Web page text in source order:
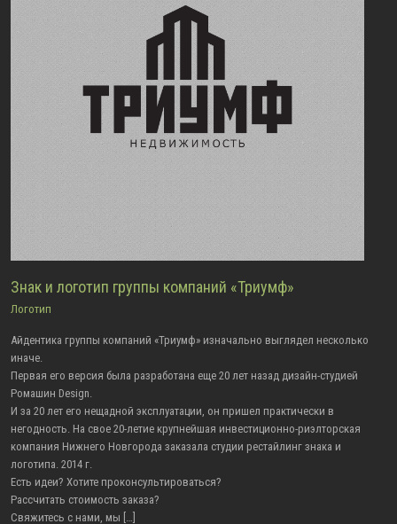
Знак и логотип группы компаний «Триумф»
Логотип
Айдентика группы компаний «Триумф» изначально выглядел несколько
иначе.
Первая его версия была разработана еще 20 лет назад дизайн-студией
Ромашин Design.
И за 20 лет его нещадной эксплуатации, он пришел практически в
негодность. На свое 20-летие крупнейшая инвестиционно-риэлторская
компания Нижнего Новгорода заказала студии рестайлинг знака и
логотипа. 2014 г.
Есть идеи? Хотите проконсультироваться?
Рассчитать стоимость заказа?
Свяжитесь с нами, мы […]